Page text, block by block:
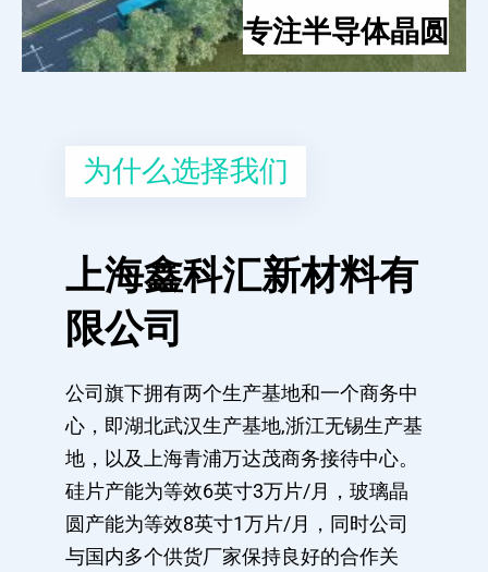
专注半导体晶圆
为什么选择我们
上海鑫科汇新材料有
限公司
公司旗下拥有两个生产基地和一个商务中
心，即湖北武汉生产基地,浙江无锡生产基
地，以及上海青浦万达茂商务接待中心。
硅片产能为等效6英寸3万片/月，玻璃晶
圆产能为等效8英寸1万片/月，同时公司
与国内多个供货厂家保持良好的合作关